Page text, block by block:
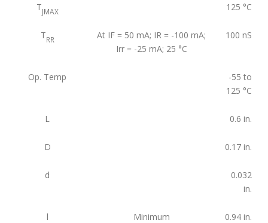
TJMAX 125 °C
TRR
At IF = 50 mA; IR = -100 mA;
Irr = -25 mA; 25 °C
100 nS
Op. Temp
-55 to
125 °C
L 0.6 in.
D 0.17 in.
d
0.032
in.
l Minimum 0.94 in.